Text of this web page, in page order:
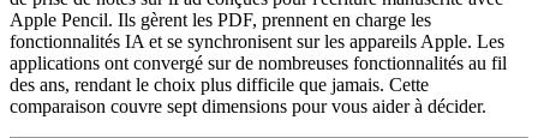
Apple Pencil. Ils gèrent les PDF, prennent en charge les
fonctionnalités IA et se synchronisent sur les appareils Apple. Les
applications ont convergé sur de nombreuses fonctionnalités au fil
des ans, rendant le choix plus difficile que jamais. Cette
comparaison couvre sept dimensions pour vous aider à décider.